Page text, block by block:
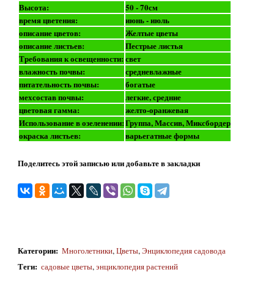
Высота:
50 - 70см
время цветения:
июнь - июль
описание цветов:
Желтые цветы
описание листьев:
Пестрые листья
Требования к освещенности: свет
влажность почвы:
средневлажные
питательность почвы:
богатые
мехсостав почвы:
легкие, средние
цветовая гамма:
желто-оранжевая
Использование в озеленении:Группа, Массив, Миксбордер
окраска листьев:
варьегатные формы
Поделитесь этой записью или добавьте в закладки
Категории: Многолетники,Цветы,Энциклопедия садовода
Теги: садовые цветы,энциклопедия растений